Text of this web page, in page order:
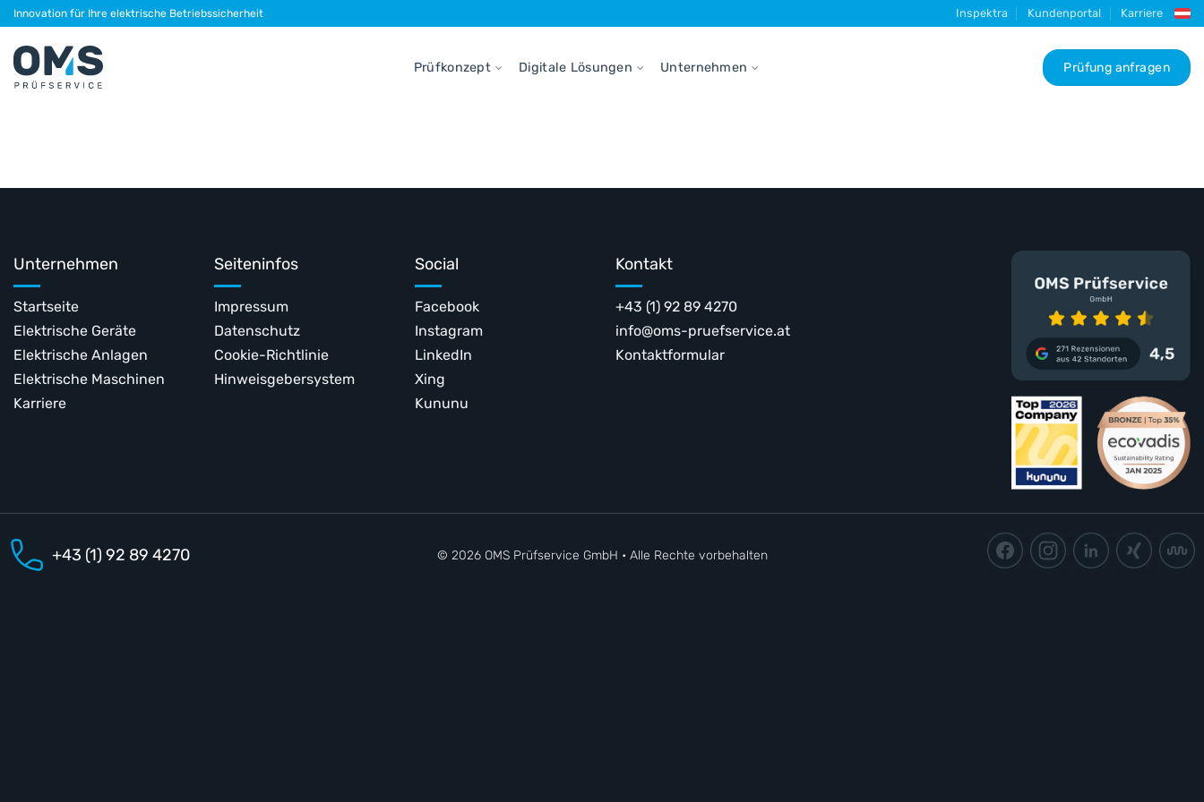
Skip
to
content
Innovation für Ihre elektrische Betriebssicherheit Inspektra Kundenportal Karriere
Prüfkonzept Digitale Lösungen Unternehmen Prüfung anfragen
Unternehmen
Startseite
Elektrische Geräte
Elektrische Anlagen
Elektrische Maschinen
Karriere
Seiteninfos
Impressum
Datenschutz
Cookie-Richtlinie
Hinweisgebersystem
Social
Facebook
Instagram
LinkedIn
Xing
Kununu
Kontakt
+43 (1) 92 89 4270
info@oms-pruefservice.at
Kontaktformular
+43 (1) 92 89 4270 © 2026 OMS Prüfservice GmbH • Alle Rechte vorbehalten